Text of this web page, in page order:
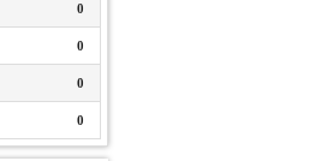
0
0
0
0